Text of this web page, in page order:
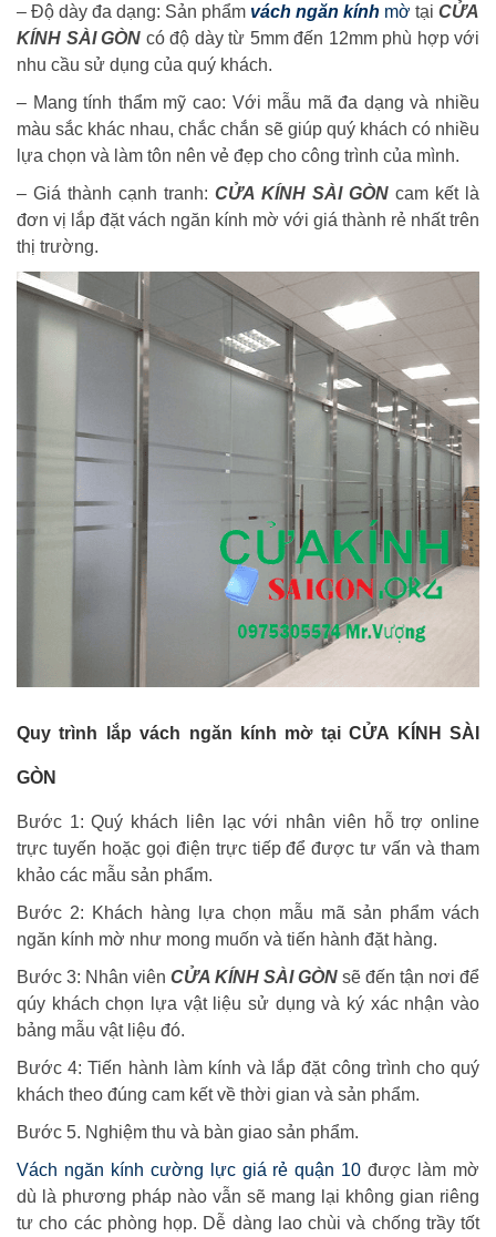
– Độ dày đa dạng: Sản phẩm vách ngăn kính mờ tại CỬA
KÍNH SÀI GÒN có độ dày từ 5mm đến 12mm phù hợp với
nhu cầu sử dụng của quý khách.
– Mang tính thẩm mỹ cao: Với mẫu mã đa dạng và nhiều
màu sắc khác nhau, chắc chắn sẽ giúp quý khách có nhiều
lựa chọn và làm tôn nên vẻ đẹp cho công trình của mình.
– Giá thành cạnh tranh: CỬA KÍNH SÀI GÒN cam kết là
đơn vị lắp đặt vách ngăn kính mờ với giá thành rẻ nhất trên
thị trường.
Quy trình lắp vách ngăn kính mờ tại CỬA KÍNH SÀI
GÒN
Bước 1: Quý khách liên lạc với nhân viên hỗ trợ online
trực tuyến hoặc gọi điện trực tiếp để được tư vấn và tham
khảo các mẫu sản phẩm.
Bước 2: Khách hàng lựa chọn mẫu mã sản phẩm vách
ngăn kính mờ như mong muốn và tiến hành đặt hàng.
Bước 3: Nhân viên CỬA KÍNH SÀI GÒN sẽ đến tận nơi để
qúy khách chọn lựa vật liệu sử dụng và ký xác nhận vào
bảng mẫu vật liệu đó.
Bước 4: Tiến hành làm kính và lắp đặt công trình cho quý
khách theo đúng cam kết về thời gian và sản phẩm.
Bước 5. Nghiệm thu và bàn giao sản phẩm.
Vách ngăn kính cường lực giá rẻ quận 10 được làm mờ
dù là phương pháp nào vẫn sẽ mang lại không gian riêng
tư cho các phòng họp. Dễ dàng lao chùi và chống trầy tốt